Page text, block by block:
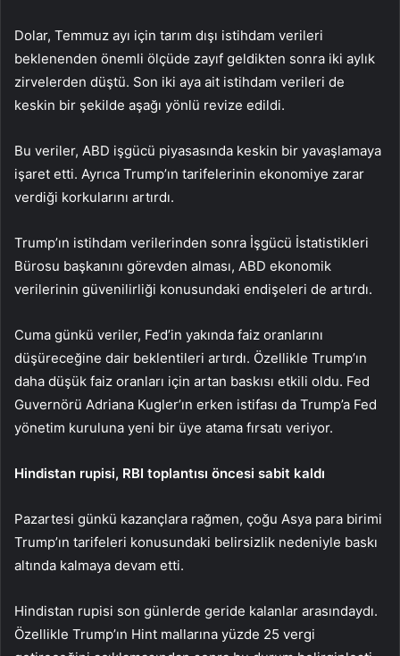
Dolar, Temmuz ayı için tarım dışı istihdam verileri
beklenenden önemli ölçüde zayıf geldikten sonra iki aylık
zirvelerden düştü. Son iki aya ait istihdam verileri de
keskin bir şekilde aşağı yönlü revize edildi.
Bu veriler, ABD işgücü piyasasında keskin bir yavaşlamaya
işaret etti. Ayrıca Trump’ın tarifelerinin ekonomiye zarar
verdiği korkularını artırdı.
Trump’ın istihdam verilerinden sonra İşgücü İstatistikleri
Bürosu başkanını görevden alması, ABD ekonomik
verilerinin güvenilirliği konusundaki endişeleri de artırdı.
Cuma günkü veriler, Fed’in yakında faiz oranlarını
düşüreceğine dair beklentileri artırdı. Özellikle Trump’ın
daha düşük faiz oranları için artan baskısı etkili oldu. Fed
Guvernörü Adriana Kugler’ın erken istifası da Trump’a Fed
yönetim kuruluna yeni bir üye atama fırsatı veriyor.
Hindistan rupisi, RBI toplantısı öncesi sabit kaldı
Pazartesi günkü kazançlara rağmen, çoğu Asya para birimi
Trump’ın tarifeleri konusundaki belirsizlik nedeniyle baskı
altında kalmaya devam etti.
Hindistan rupisi son günlerde geride kalanlar arasındaydı.
Özellikle Trump’ın Hint mallarına yüzde 25 vergi